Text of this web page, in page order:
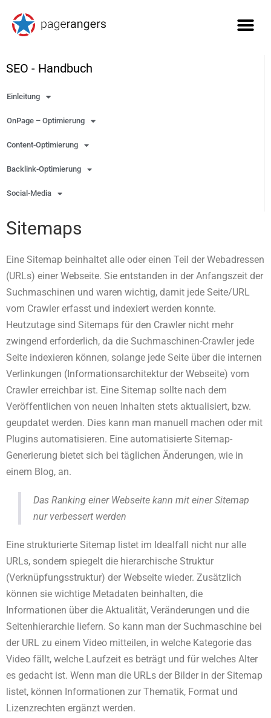
SEO - Handbuch
Einleitung
OnPage – Optimierung
Content-Optimierung
Backlink-Optimierung
Social-Media
Sitemaps
Eine Sitemap beinhaltet alle oder einen Teil der Webadressen
(URLs) einer Webseite. Sie entstanden in der Anfangszeit der
Suchmaschinen und waren wichtig, damit jede Seite/URL
vom Crawler erfasst und indexiert werden konnte.
Heutzutage sind Sitemaps für den Crawler nicht mehr
zwingend erforderlich, da die Suchmaschinen-Crawler jede
Seite indexieren können, solange jede Seite über die internen
Verlinkungen (Informationsarchitektur der Webseite) vom
Crawler erreichbar ist. Eine Sitemap sollte nach dem
Veröffentlichen von neuen Inhalten stets aktualisiert, bzw.
geupdatet werden. Dies kann man manuell machen oder mit
Plugins automatisieren. Eine automatisierte Sitemap-
Generierung bietet sich bei täglichen Änderungen, wie in
einem Blog, an.
Das Ranking einer Webseite kann mit einer Sitemap
nur verbessert werden
Eine strukturierte Sitemap listet im Idealfall nicht nur alle
URLs, sondern spiegelt die hierarchische Struktur
(Verknüpfungsstruktur) der Webseite wieder. Zusätzlich
können sie wichtige Metadaten beinhalten, die
Informationen über die Aktualität, Veränderungen und die
Seitenhierarchie liefern. So kann man der Suchmaschine bei
der URL zu einem Video mitteilen, in welche Kategorie das
Video fällt, welche Laufzeit es beträgt und für welches Alter
es gedacht ist. Wenn man die URLs der Bilder in der Sitemap
listet, können Informationen zur Thematik, Format und
Lizenzrechten ergänzt werden.